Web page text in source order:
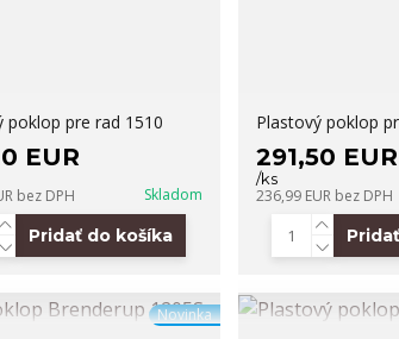
poklop pre rad 1510
EUR
bez DPH Skladom
Pridať do košíka
Plastový poklop
291,50 EUR
/ks
236,99 EUR bez DPH
Novinka